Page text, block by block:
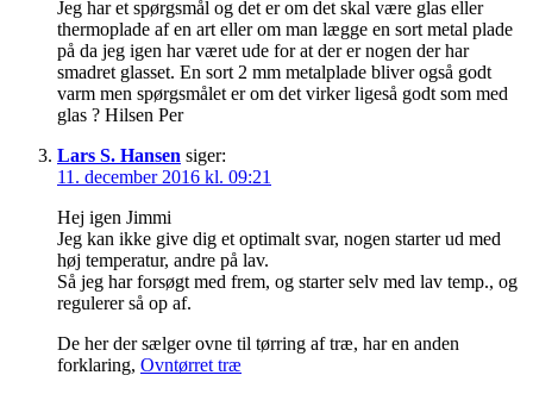
Jeg har et spørgsmål og det er om det skal være glas eller
thermoplade af en art eller om man lægge en sort metal plade
på da jeg igen har været ude for at der er nogen der har
smadret glasset. En sort 2 mm metalplade bliver også godt
varm men spørgsmålet er om det virker ligeså godt som med
glas ? Hilsen Per
Lars S. Hansen siger:
11. december 2016 kl. 09:21
Hej igen Jimmi
Jeg kan ikke give dig et optimalt svar, nogen starter ud med
høj temperatur, andre på lav.
Så jeg har forsøgt med frem, og starter selv med lav temp., og
regulerer så op af.
De her der sælger ovne til tørring af træ, har en anden
forklaring, Ovntørret træ